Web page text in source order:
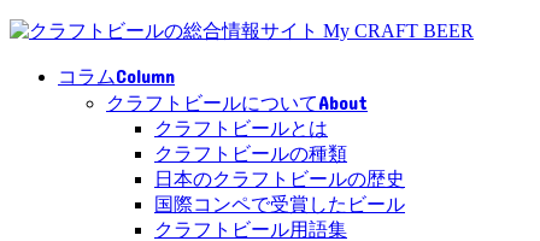
コラムColumn
クラフトビールについてAbout
クラフトビールとは
クラフトビールの種類
日本のクラフトビールの歴史
国際コンペで受賞したビール
クラフトビール用語集